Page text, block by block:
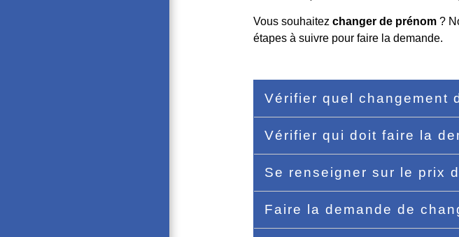
Vous souhaitez changer de prénom?
étapes à suivre pour faire la demande.
Vérifier quel changement
Vérifier qui doit faire la
Se renseigner sur le prix
Faire la demande de